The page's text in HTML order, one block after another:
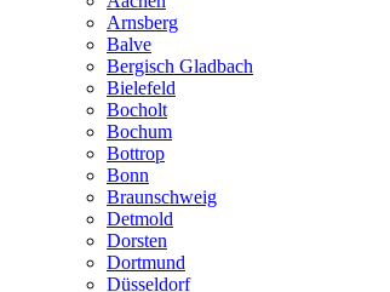
Arnsberg
Balve
Bergisch Gladbach
Bielefeld
Bocholt
Bochum
Bottrop
Bonn
Braunschweig
Detmold
Dorsten
Dortmund
Düsseldorf